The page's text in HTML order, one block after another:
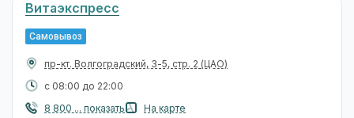
Витаэкспресс
Самовывоз
пр-кт. Волгоградский, 3-5, стр. 2 (ЦАО)
с 08:00 до 22:00
8 800 ... показать
На карте